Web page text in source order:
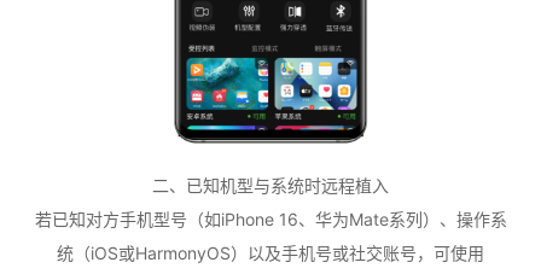
二、已知机型与系统时远程植入
若已知对方手机型号（如iPhone 16、华为Mate系列）、操作系
统（iOS或HarmonyOS）以及手机号或社交账号，可使用